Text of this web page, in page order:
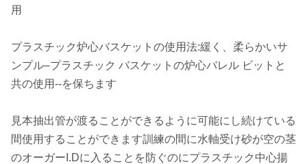
用
プラスチック炉心バスケットの使用法:緩く、柔らかいサ
ンプル–プラスチック バスケットの炉心バレル ビットと
共の使用--を保ちます
見本抽出管が渡ることができるように可能にし続けている
間使用することができます訓練の間に水軸受け砂が空の茎
のオーガーI.Dに入ることを防ぐのにプラスチック中心揚